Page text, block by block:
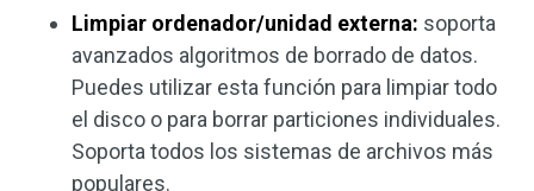
Limpiar ordenador/unidad externa: soporta
avanzados algoritmos de borrado de datos.
Puedes utilizar esta función para limpiar todo
el disco o para borrar particiones individuales.
Soporta todos los sistemas de archivos más
populares.